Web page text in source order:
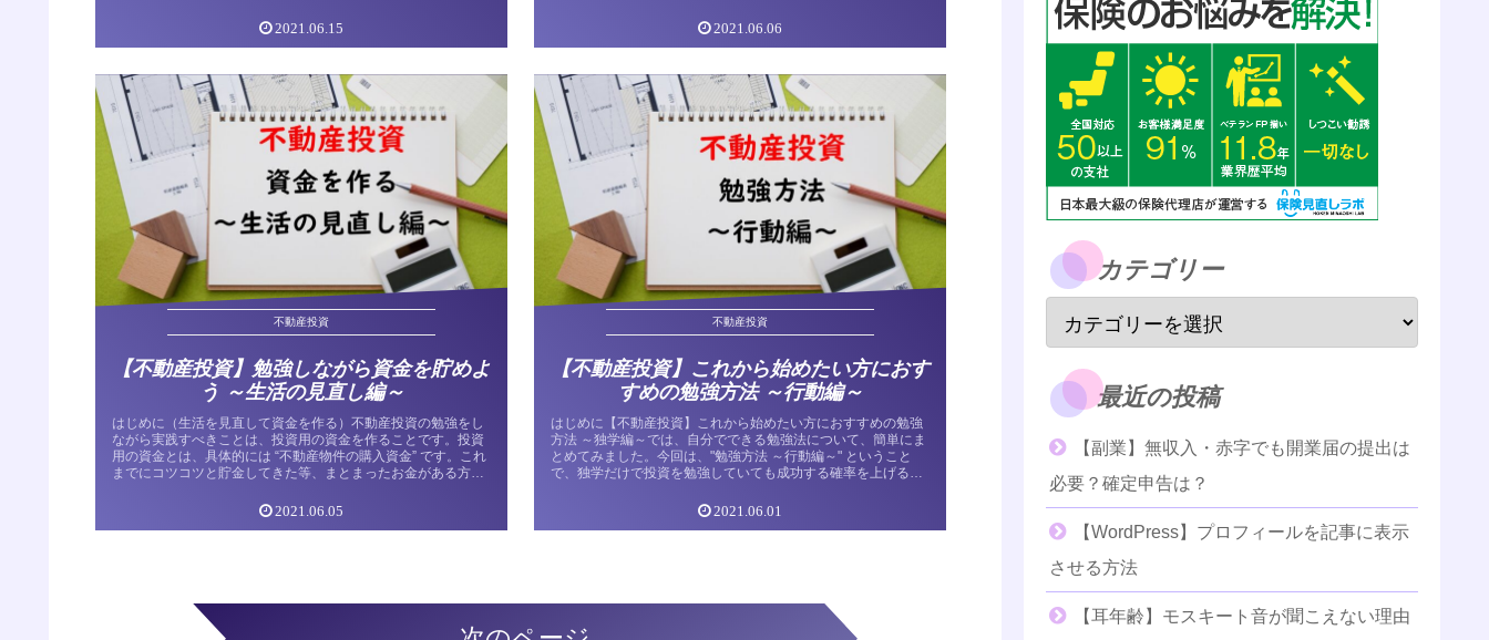
2021.06.15 2021.06.06
不動産投資
【不動産投資】勉強しながら資金を貯めよ
う ～生活の見直し編～
はじめに（生活を見直して資金を作る）不動産投資の勉強をし
ながら実践すべきことは、投資用の資金を作ることです。投資
用の資金とは、具体的には “不動産物件の購入資金” です。これ
までにコツコツと貯金してきた等、まとまったお金がある方
2021.06.05
不動産投資
【不動産投資】これから始めたい方におす
すめの勉強方法 ～行動編～
はじめに【不動産投資】これから始めたい方におすすめの勉強
方法 ～独学編～では、自分でできる勉強法について、簡単にま
とめてみました。今回は、"勉強方法 ～行動編～" ということ
で、独学だけで投資を勉強していても成功する確率を上げるの
2021.06.01
カテゴリー
最近の投稿
【副業】無収入・赤字でも開業届の提出は
必要？確定申告は？
【WordPress】プロフィールを記事に表示
させる方法
【耳年齢】モスキート音が聞こえない理由